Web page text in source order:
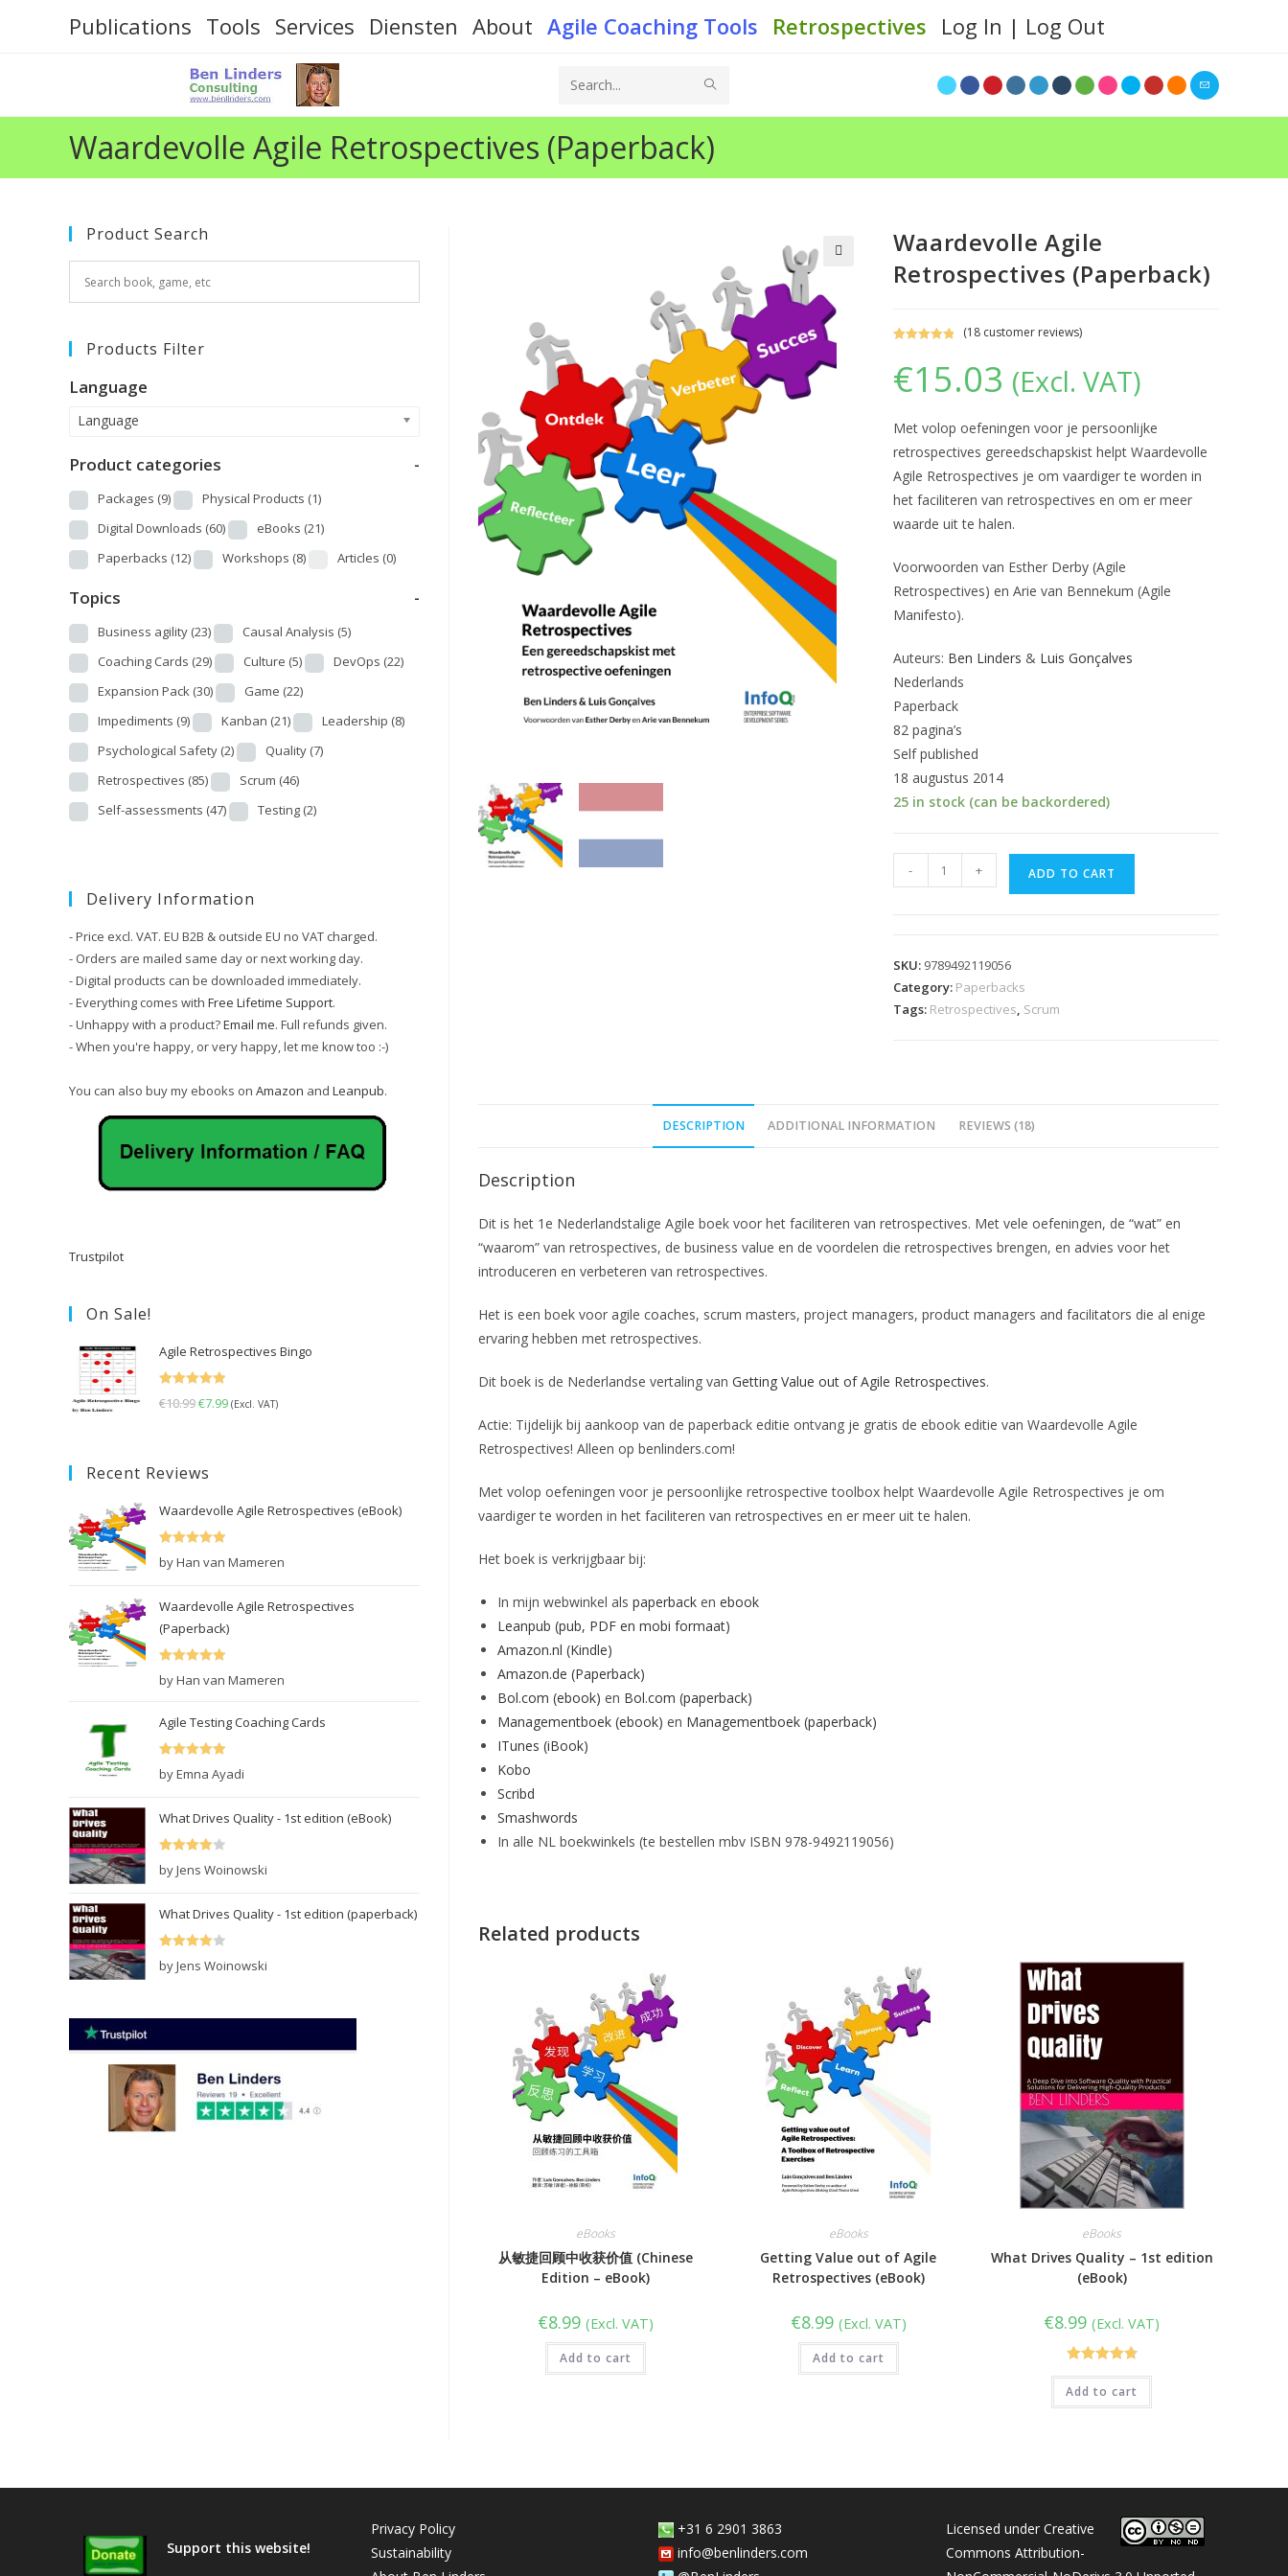
Publications Tools Services Diensten About Agile Coaching Tools Retrospectives Log In | Log Out
Search
this
website
SEARCH
Waardevolle Agile Retrospectives (Paperback)
Waardevolle Agile
Retrospectives (Paperback)
out of 5
based on
ratings
(18 customer reviews)
€15.03 (Excl. VAT)
Met volop oefeningen voor je persoonlijke
retrospectives gereedschapskist helpt Waardevolle
Agile Retrospectives je om vaardiger te worden in
het faciliteren van retrospectives en om er meer
waarde uit te halen.
Voorwoorden van Esther Derby (Agile
Retrospectives) en Arie van Bennekum (Agile
Manifesto).
Auteurs: Ben Linders & Luis Gonçalves
Nederlands
Paperback
82 pagina’s
Self published
18 augustus 2014
25 in stock (can be backordered)
Waardevolle
Agile
quantity
- + ADD TO CART
SKU: 9789492119056
Category: Paperbacks
Tags: Retrospectives, Scrum
DESCRIPTION ADDITIONAL INFORMATION REVIEWS (18)
Description
Dit is het 1e Nederlandstalige Agile boek voor het faciliteren van retrospectives. Met vele oefeningen, de “wat” en
“waarom” van retrospectives, de business value en de voordelen die retrospectives brengen, en advies voor het
introduceren en verbeteren van retrospectives.
Het is een boek voor agile coaches, scrum masters, project managers, product managers and facilitators die al enige
ervaring hebben met retrospectives.
Dit boek is de Nederlandse vertaling van Getting Value out of Agile Retrospectives.
Actie: Tijdelijk bij aankoop van de paperback editie ontvang je gratis de ebook editie van Waardevolle Agile
Retrospectives! Alleen op benlinders.com!
Met volop oefeningen voor je persoonlijke retrospective toolbox helpt Waardevolle Agile Retrospectives je om
vaardiger te worden in het faciliteren van retrospectives en er meer uit te halen.
Het boek is verkrijgbaar bij:
In mijn webwinkel als paperback en ebook
Leanpub (pub, PDF en mobi formaat)
Amazon.nl (Kindle)
Amazon.de (Paperback)
Bol.com (ebook) en Bol.com (paperback)
Managementboek (ebook) en Managementboek (paperback)
ITunes (iBook)
Kobo
Scribd
Smashwords
In alle NL boekwinkels (te bestellen mbv ISBN 978-9492119056)
Related products
eBooks
从敏捷回顾中收获价值 (Chinese
Edition – eBook)
€8.99 (Excl. VAT)
Add to cart
eBooks
Getting Value out of Agile
Retrospectives (eBook)
€8.99 (Excl. VAT)
Add to cart
eBooks
What Drives Quality – 1st edition
(eBook)
€8.99 (Excl. VAT)
Rated4.80
out of 5
Add to cart
Product Search
Products Filter
Language
Language
Product categories -
Packages (9) Physical Products (1)
Digital Downloads (60) eBooks (21)
Paperbacks (12) Workshops (8) Articles (0)
Topics -
Business agility (23) Causal Analysis (5)
Coaching Cards (29) Culture (5) DevOps (22)
Expansion Pack (30) Game (22)
Impediments (9) Kanban (21) Leadership (8)
Psychological Safety (2) Quality (7)
Retrospectives (85) Scrum (46)
Self-assessments (47) Testing (2)
Delivery Information
- Price excl. VAT. EU B2B & outside EU no VAT charged.
- Orders are mailed same day or next working day.
- Digital products can be downloaded immediately.
- Everything comes with Free Lifetime Support.
- Unhappy with a product?Email me. Full refunds given.
- When you're happy, or very happy, let me know too :-)
You can also buy my ebooks on Amazon and Leanpub.
Trustpilot
On Sale!
Agile Retrospectives Bingo
€10.99Original
€10.99.
€7.99Current
(Excl. VAT)
Recent Reviews
Waardevolle Agile Retrospectives (eBook)
Rated
by Han van Mameren
Waardevolle Agile Retrospectives
(Paperback)
Rated
by Han van Mameren
Agile Testing Coaching Cards
Rated
by Emna Ayadi
What Drives Quality - 1st edition (eBook)
Rated
by Jens Woinowski
What Drives Quality - 1st edition (paperback)
Rated
by Jens Woinowski
Support this website!
Privacy Policy
Sustainability
+31 6 2901 3863
info@benlinders.com
Licensed under Creative
Commons Attribution-